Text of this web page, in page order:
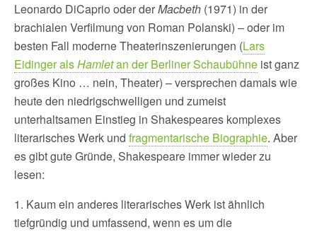
Leonardo DiCaprio oder derMacbeth (1971) in der
brachialen Verfilmung von Roman Polanski) – oder im
besten Fall moderne Theaterinszenierungen (Lars
Eidinger alsHamletan der Berliner Schaubühne ist ganz
großes Kino … nein, Theater) – versprechen damals wie
heute den niedrigschwelligen und zumeist
unterhaltsamen Einstieg in Shakespeares komplexes
literarisches Werk und fragmentarische Biographie. Aber
es gibt gute Gründe, Shakespeare immer wieder zu
lesen:
1. Kaum ein anderes literarisches Werk ist ähnlich
tiefgründig und umfassend, wenn es um die